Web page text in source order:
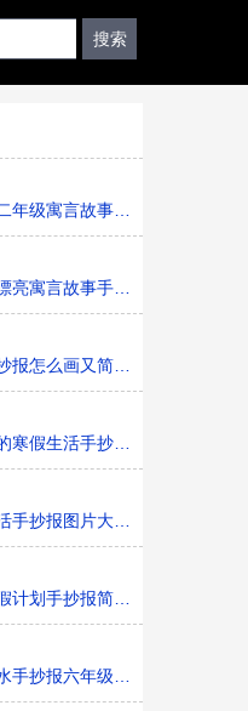
级寓言故事手抄报图片模板
寓言故事手抄报模板打印版
报怎么画又简单又好看
寒假生活手抄报简单又好看黑
手抄报图片大全黑白线稿
计划手抄报简单又漂亮黑白线稿
手抄报六年级黑白线稿